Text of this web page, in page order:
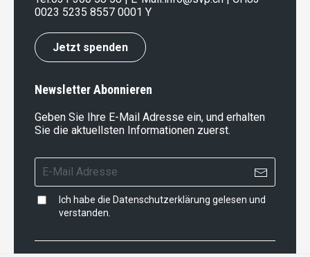
0023 5235 8557 0001 Y
Jetzt spenden
Newsletter Abonnieren
Geben Sie Ihre E-Mail Adresse ein, und erhalten
Sie die aktuellsten Informationen zuerst.
Ich habe die Datenschutzerklärung gelesen und
verstanden.